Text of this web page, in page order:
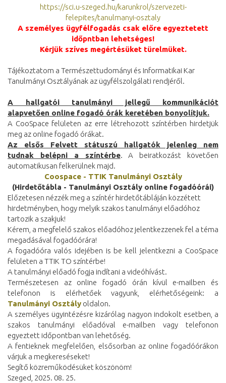
https://sci.u-szeged.hu/karunkrol/szervezeti-
felepites/tanulmanyi-osztaly
A személyes ügyfélfogadás csak előre egyeztetett
időpntban lehetséges!
Kérjük szíves megértésüket türelmüket.
Tájékoztatom a Természettudományi és Informatikai Kar
Tanulmányi Osztályának az ügyfélszolgálati rendjéről.
A hallgatói tanulmányi jellegű kommunikációt
alapvetően online fogadó órák keretében bonyolítjuk.
A CooSpace felületen az erre létrehozott színtérben hirdetjük
meg az online fogadó órákat.
Az elsős Felvett státuszú hallgatók jelenleg nem
tudnak belépni a színtérbe. A beiratkozást követően
automatikusan felkerülnek majd.
Coospace - TTIK Tanulmányi Osztály
(Hirdetőtábla - Tanulmányi Osztály online fogadóórái)
Előzetesen nézzék meg a színtér hirdetőtábláján közzétett
hirdetményben, hogy melyik szakos tanulmányi előadóhoz
tartozik a szakjuk!
Kérem, a megfelelő szakos előadóhoz jelentkezzenek fel a téma
megadásával fogadóórára!
A fogadóóra valós idejében is be kell jelentkezni a CooSpace
felületen a TTIK TO színtérbe!
A tanulmányi előadó fogja indítani a videóhívást.
Természetesen az online fogadó órán kívül e-mailben és
telefonon is elérhetőek vagyunk, elérhetőségeink: a
Tanulmányi Osztály oldalon.
A személyes ügyintézésre kizárólag nagyon indokolt esetben, a
szakos tanulmányi előadóval e-mailben vagy telefonon
egyeztett időpontban van lehetőség.
A fentieknek megfelelően, elsősorban az online fogadóórákon
várjuk a megkereséseket!
Segítő közreműködésüket köszönöm!
Szeged, 2025. 08. 25.